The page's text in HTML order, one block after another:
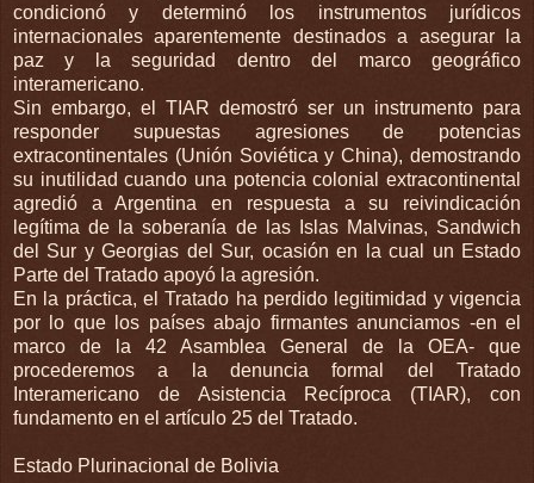
condicionó y determinó los instrumentos jurídicos
internacionales aparentemente destinados a asegurar la
paz y la seguridad dentro del marco geográfico
interamericano.
Sin embargo, el TIAR demostró ser un instrumento para
responder supuestas agresiones de potencias
extracontinentales (Unión Soviética y China), demostrando
su inutilidad cuando una potencia colonial extracontinental
agredió a Argentina en respuesta a su reivindicación
legítima de la soberanía de las Islas Malvinas, Sandwich
del Sur y Georgias del Sur, ocasión en la cual un Estado
Parte del Tratado apoyó la agresión.
En la práctica, el Tratado ha perdido legitimidad y vigencia
por lo que los países abajo firmantes anunciamos -en el
marco de la 42 Asamblea General de la OEA- que
procederemos a la denuncia formal del Tratado
Interamericano de Asistencia Recíproca (TIAR), con
fundamento en el artículo 25 del Tratado.
Estado Plurinacional de Bolivia